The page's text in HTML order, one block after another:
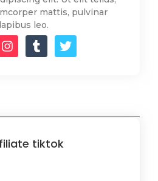
mattis, pulvinar
leo.
tiktok